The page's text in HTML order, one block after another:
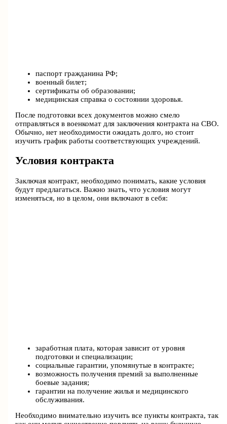
паспорт гражданина РФ;
военный билет;
сертификаты об образовании;
медицинская справка о состоянии здоровья.
После подготовки всех документов можно смело
отправляться в военкомат для заключения контракта на СВО.
Обычно, нет необходимости ожидать долго, но стоит
изучить график работы соответствующих учреждений.
Условия контракта
Заключая контракт, необходимо понимать, какие условия
будут предлагаться. Важно знать, что условия могут
изменяться, но в целом, они включают в себя:
заработная плата, которая зависит от уровня
подготовки и специализации;
социальные гарантии, упомянутые в контракте;
возможность получения премий за выполненные
боевые задания;
гарантии на получение жилья и медицинского
обслуживания.
Необходимо внимательно изучить все пункты контракта, так